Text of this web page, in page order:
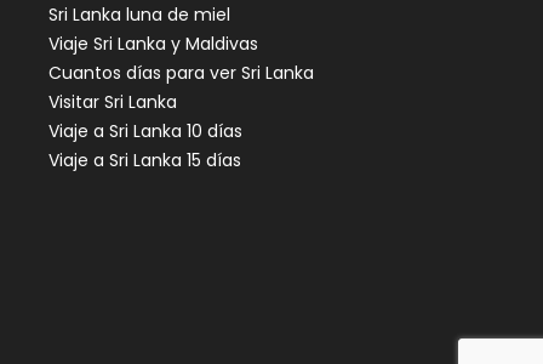
Sri Lanka luna de miel
Viaje Sri Lanka y Maldivas
Cuantos días para ver Sri Lanka
Visitar Sri Lanka
Viaje a Sri Lanka 10 días
Viaje a Sri Lanka 15 días